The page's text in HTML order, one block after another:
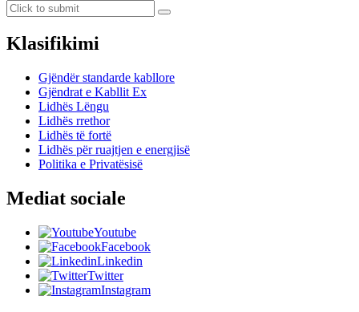
Klasifikimi
Gjëndër standarde kabllore
Gjëndrat e Kabllit Ex
Lidhës Lëngu
Lidhës rrethor
Lidhës të fortë
Lidhës për ruajtjen e energjisë
Politika e Privatësisë
Mediat sociale
Youtube
Facebook
Linkedin
Twitter
Instagram